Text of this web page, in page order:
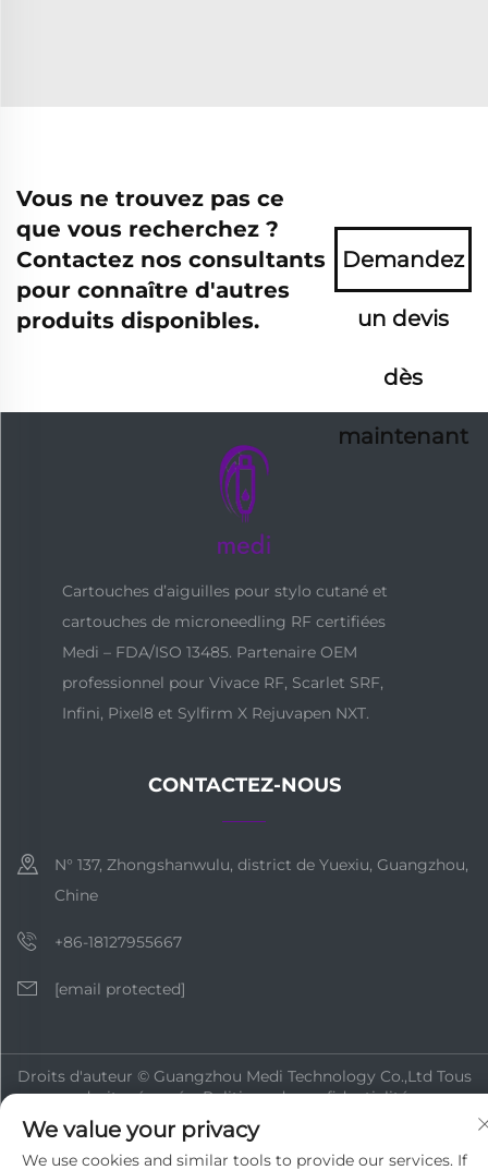
Vous ne trouvez pas ce
que vous recherchez ?
Contactez nos consultants
pour connaître d'autres
produits disponibles.
Demandez
un devis
dès
maintenant
Cartouches d’aiguilles pour stylo cutané et
cartouches de microneedling RF certifiées
Medi – FDA/ISO 13485. Partenaire OEM
professionnel pour Vivace RF, Scarlet SRF,
Infini, Pixel8 et Sylfirm X Rejuvapen NXT.
CONTACTEZ-NOUS
N° 137, Zhongshanwulu, district de Yuexiu, Guangzhou,
Chine
+86-18127955667
[email protected]
Droits d'auteur © Guangzhou Medi Technology Co.,Ltd Tous
droits réservés Politique de confidentialité
We value your privacy
We use cookies and similar tools to provide our services. If